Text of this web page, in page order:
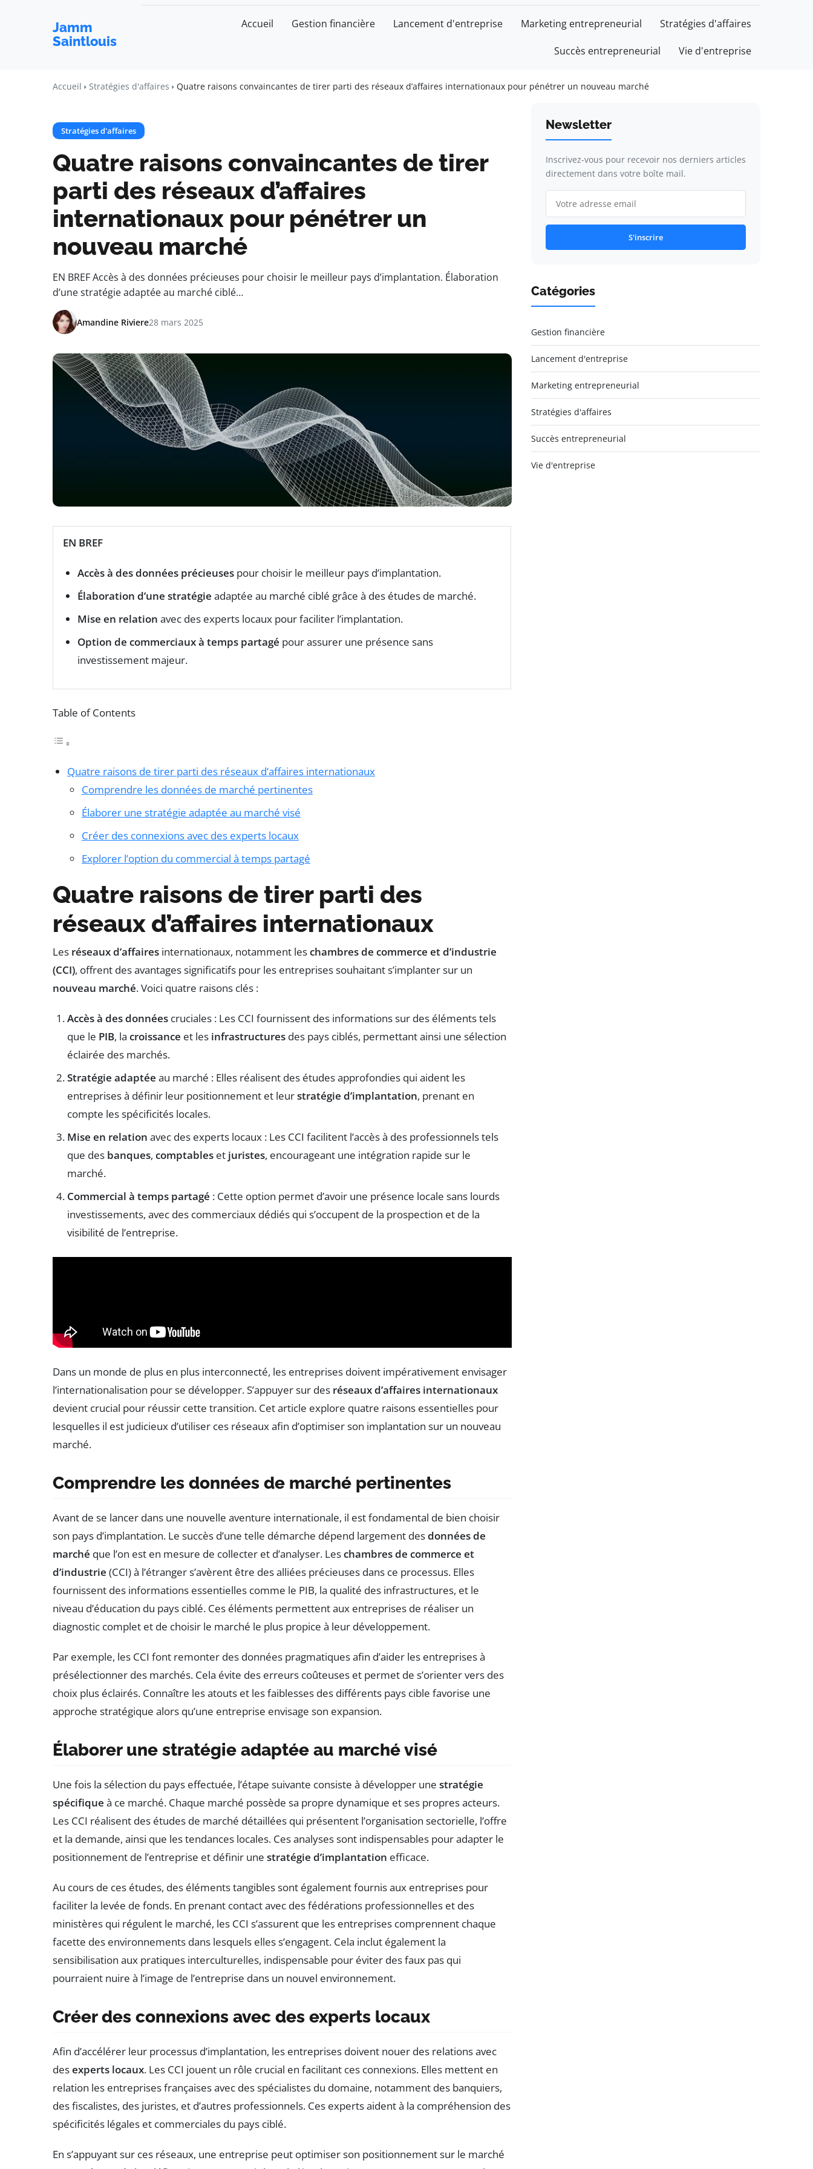
Jamm
Saintlouis
Accueil Gestion financière Lancement d'entreprise Marketing entrepreneurial Stratégies d'affaires
Succès entrepreneurial Vie d'entreprise
Accueil Stratégies d'affaires Quatre raisons convaincantes de tirer parti des réseaux d’affaires internationaux pour pénétrer un nouveau marché
Stratégies d'affaires
Quatre raisons convaincantes de tirer
parti des réseaux d’affaires
internationaux pour pénétrer un
nouveau marché
EN BREF Accès à des données précieuses pour choisir le meilleur pays d’implantation. Élaboration
d’une stratégie adaptée au marché ciblé…
Amandine Riviere28 mars 2025
EN BREF
Accès à des données précieuses pour choisir le meilleur pays d’implantation.
Élaboration d’une stratégie adaptée au marché ciblé grâce à des études de marché.
Mise en relation avec des experts locaux pour faciliter l’implantation.
Option de commerciaux à temps partagé pour assurer une présence sans
investissement majeur.
Table of Contents
Quatre raisons de tirer parti des réseaux d’affaires internationaux
Comprendre les données de marché pertinentes
Élaborer une stratégie adaptée au marché visé
Créer des connexions avec des experts locaux
Explorer l’option du commercial à temps partagé
Quatre raisons de tirer parti des
réseaux d’affaires internationaux
Les réseaux d’affaires internationaux, notamment leschambres de commerce et d’industrie
(CCI), offrent des avantages significatifs pour les entreprises souhaitant s’implanter sur un
nouveau marché. Voici quatre raisons clés :
Accès à des données cruciales : Les CCI fournissent des informations sur des éléments tels
que le PIB, la croissance et les infrastructures des pays ciblés, permettant ainsi une sélection
éclairée des marchés.
Stratégie adaptée au marché : Elles réalisent des études approfondies qui aident les
entreprises à définir leur positionnement et leurstratégie d’implantation, prenant en
compte les spécificités locales.
Mise en relation avec des experts locaux : Les CCI facilitent l’accès à des professionnels tels
que des banques, comptables et juristes, encourageant une intégration rapide sur le
marché.
Commercial à temps partagé : Cette option permet d’avoir une présence locale sans lourds
investissements, avec des commerciaux dédiés qui s’occupent de la prospection et de la
visibilité de l’entreprise.
Dans un monde de plus en plus interconnecté, les entreprises doivent impérativement envisager
l’internationalisation pour se développer. S’appuyer sur des réseaux d’affaires internationaux
devient crucial pour réussir cette transition. Cet article explore quatre raisons essentielles pour
lesquelles il est judicieux d’utiliser ces réseaux afin d’optimiser son implantation sur un nouveau
marché.
Comprendre les données de marché pertinentes
Avant de se lancer dans une nouvelle aventure internationale, il est fondamental de bien choisir
son pays d’implantation. Le succès d’une telle démarche dépend largement desdonnées de
marché que l’on est en mesure de collecter et d’analyser. Leschambres de commerce et
d’industrie (CCI) à l’étranger s’avèrent être des alliées précieuses dans ce processus. Elles
fournissent des informations essentielles comme le PIB, la qualité des infrastructures, et le
niveau d’éducation du pays ciblé. Ces éléments permettent aux entreprises de réaliser un
diagnostic complet et de choisir le marché le plus propice à leur développement.
Par exemple, les CCI font remonter des données pragmatiques afin d’aider les entreprises à
présélectionner des marchés. Cela évite des erreurs coûteuses et permet de s’orienter vers des
choix plus éclairés. Connaître les atouts et les faiblesses des différents pays cible favorise une
approche stratégique alors qu’une entreprise envisage son expansion.
Élaborer une stratégie adaptée au marché visé
Une fois la sélection du pays effectuée, l’étape suivante consiste à développer une stratégie
spécifique à ce marché. Chaque marché possède sa propre dynamique et ses propres acteurs.
Les CCI réalisent des études de marché détaillées qui présentent l’organisation sectorielle, l’offre
et la demande, ainsi que les tendances locales. Ces analyses sont indispensables pour adapter le
positionnement de l’entreprise et définir une stratégie d’implantation efficace.
Au cours de ces études, des éléments tangibles sont également fournis aux entreprises pour
faciliter la levée de fonds. En prenant contact avec des fédérations professionnelles et des
ministères qui régulent le marché, les CCI s’assurent que les entreprises comprennent chaque
facette des environnements dans lesquels elles s’engagent. Cela inclut également la
sensibilisation aux pratiques interculturelles, indispensable pour éviter des faux pas qui
pourraient nuire à l’image de l’entreprise dans un nouvel environnement.
Créer des connexions avec des experts locaux
Afin d’accélérer leur processus d’implantation, les entreprises doivent nouer des relations avec
desexperts locaux. Les CCI jouent un rôle crucial en facilitant ces connexions. Elles mettent en
relation les entreprises françaises avec des spécialistes du domaine, notamment des banquiers,
des fiscalistes, des juristes, et d’autres professionnels. Ces experts aident à la compréhension des
spécificités légales et commerciales du pays ciblé.
En s’appuyant sur ces réseaux, une entreprise peut optimiser son positionnement sur le marché
Newsletter
Inscrivez-vous pour recevoir nos derniers articles
directement dans votre boîte mail.
S'inscrire
Catégories
Gestion financière
Lancement d'entreprise
Marketing entrepreneurial
Stratégies d'affaires
Succès entrepreneurial
Vie d'entreprise